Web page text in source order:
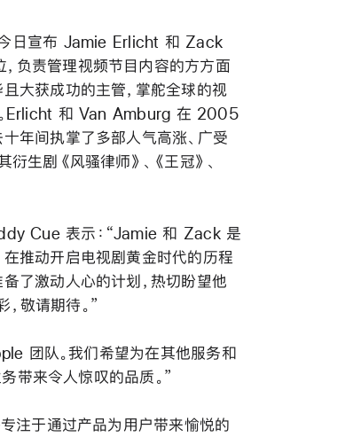
日宣布 Jamie Erlicht 和 Zack
负责管理视频节目内容的方方面
大获成功的主管，掌舵全球的视
Erlicht 和 Van Amburg 在 2005
年间执掌了多部人气高涨、广受
生剧《风骚律师》、《王冠》、
Cue 表示：“Jamie 和 Zack 是
推动开启电视剧黄金时代的历程
了激动人心的计划，热切盼望他
敬请期待。”
团队。我们希望为在其他服务和
带来令人惊叹的品质。”
注于通过产品为用户带来愉悦的